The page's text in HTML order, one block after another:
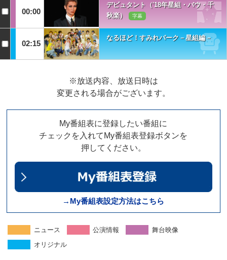
00:00
デビュタント（'18年星組・バウ・千
秋楽）
字幕
02:15
なるほど！すみれパーク－星組編－
※放送内容、放送日時は
変更される場合がございます。
My番組表に登録したい番組に
チェックを入れてMy番組表登録ボタンを
押してください。
→My番組表設定方法はこちら
ニュース 公演情報
舞台映像
オリジナル